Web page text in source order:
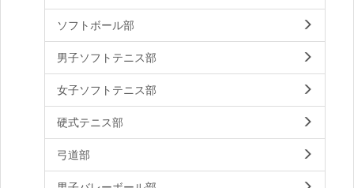
ソフトボール部
男子ソフトテニス部
女子ソフトテニス部
硬式テニス部
弓道部